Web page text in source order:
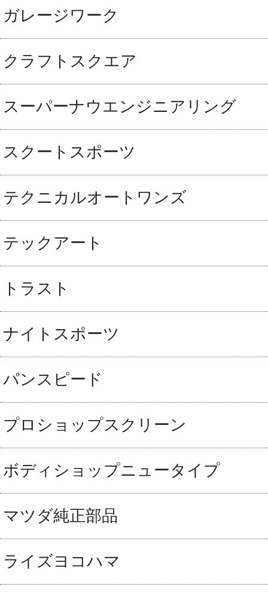
ガレージワーク
クラフトスクエア
スーパーナウエンジニアリング
スクートスポーツ
テクニカルオートワンズ
テックアート
トラスト
ナイトスポーツ
パンスピード
プロショップスクリーン
ボディショップニュータイプ
マツダ純正部品
ライズヨコハマ